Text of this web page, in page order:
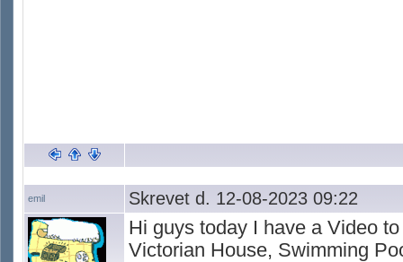
emil Skrevet d. 12-08-2023 09:22
Hi guys today I have a Video
Victorian House, Swimming